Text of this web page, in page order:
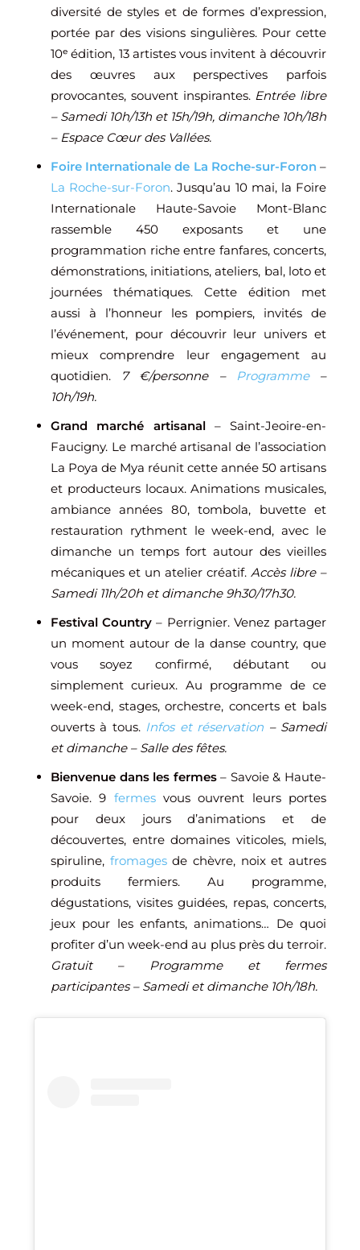
diversité de styles et de formes d’expression,
portée par des visions singulières. Pour cette
10ᵉ édition, 13 artistes vous invitent à découvrir
des œuvres aux perspectives parfois
provocantes, souvent inspirantes. Entrée libre
– Samedi 10h/13h et 15h/19h, dimanche 10h/18h
– Espace Cœur des Vallées.
Foire Internationale de La Roche-sur-Foron –
La Roche-sur-Foron. Jusqu’au 10 mai, la Foire
Internationale Haute-Savoie Mont-Blanc
rassemble 450 exposants et une
programmation riche entre fanfares, concerts,
démonstrations, initiations, ateliers, bal, loto et
journées thématiques. Cette édition met
aussi à l’honneur les pompiers, invités de
l’événement, pour découvrir leur univers et
mieux comprendre leur engagement au
quotidien. 7 €/personne – Programme–
10h/19h.
Grand marché artisanal– Saint-Jeoire-en-
Faucigny. Le marché artisanal de l’association
La Poya de Mya réunit cette année 50 artisans
et producteurs locaux. Animations musicales,
ambiance années 80, tombola, buvette et
restauration rythment le week-end, avec le
dimanche un temps fort autour des vieilles
mécaniques et un atelier créatif. Accès libre –
Samedi 11h/20h et dimanche 9h30/17h30.
Festival Country – Perrignier. Venez partager
un moment autour de la danse country, que
vous soyez confirmé, débutant ou
simplement curieux. Au programme de ce
week-end, stages, orchestre, concerts et bals
ouverts à tous. Infos et réservation – Samedi
et dimanche – Salle des fêtes.
Bienvenue dans les fermes– Savoie & Haute-
Savoie. 9 fermesvous ouvrent leurs portes
pour deux jours d’animations et de
découvertes, entre domaines viticoles, miels,
spiruline, fromagesde chèvre, noix et autres
produits fermiers. Au programme,
dégustations, visites guidées, repas, concerts,
jeux pour les enfants, animations… De quoi
profiter d’un week-end au plus près du terroir.
Gratuit – Programme et fermes
participantes – Samedi et dimanche 10h/18h.